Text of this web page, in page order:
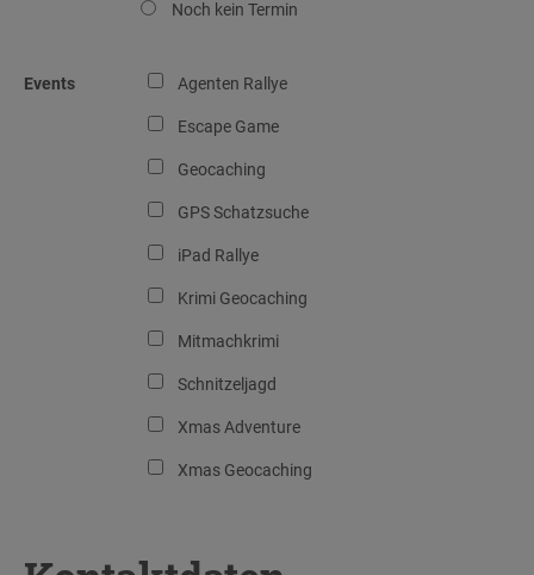
Noch kein Termin
Events Agenten Rallye
Escape Game
Geocaching
GPS Schatzsuche
iPad Rallye
Krimi Geocaching
Mitmachkrimi
Schnitzeljagd
Xmas Adventure
Xmas Geocaching